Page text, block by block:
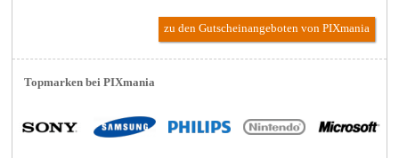
zu den Gutscheinangeboten von PIXmania
Topmarken bei PIXmania